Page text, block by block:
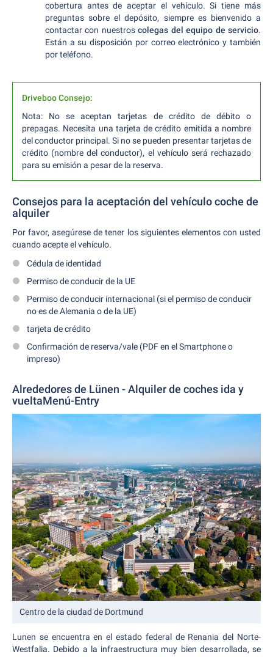
cobertura antes de aceptar el vehículo. Si tiene más
preguntas sobre el depósito, siempre es bienvenido a
contactar con nuestroscolegas del equipo de servicio.
Están a su disposición por correo electrónico y también
por teléfono.
Driveboo Consejo:
Nota: No se aceptan tarjetas de crédito de débito o
prepagas. Necesita una tarjeta de crédito emitida a nombre
del conductor principal. Si no se pueden presentar tarjetas de
crédito (nombre del conductor), el vehículo será rechazado
para su emisión a pesar de la reserva.
Consejos para la aceptación del vehículo coche de
alquiler
Por favor, asegúrese de tener los siguientes elementos con usted
cuando acepte el vehículo.
Cédula de identidad
Permiso de conducir de la UE
Permiso de conducir internacional (si el permiso de conducir
no es de Alemania o de la UE)
tarjeta de crédito
Confirmación de reserva/vale (PDF en el Smartphone o
impreso)
Alrededores de Lünen - Alquiler de coches ida y
vueltaMenú-Entry
Centro de la ciudad de Dortmund
Lunen se encuentra en el estado federal de Renania del Norte-
Westfalia. Debido a la infraestructura muy bien desarrollada, se